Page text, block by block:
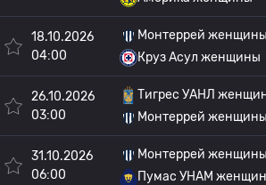
18.10.2026
04:00
Монтеррей женщины
Круз Асул женщины
26.10.2026
03:00
Тигрес УАНЛ
Монтеррей женщины
31.10.2026
06:00
Монтеррей женщины
Пумас УНАМ